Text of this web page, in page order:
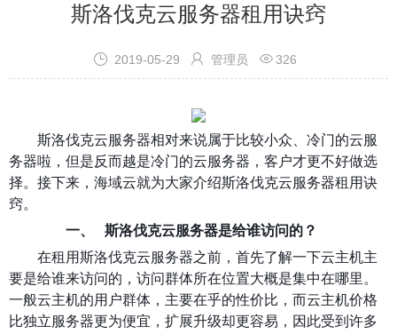
斯洛伐克云服务器租用诀窍
 2019-05-29  管理员  326
斯洛伐克云服务器相对来说属于比较小众、冷门的云服
务器啦，但是反而越是冷门的云服务器，客户才更不好做选
择。接下来，海域云就为大家介绍斯洛伐克云服务器租用诀
窍。
一、
斯洛伐克云服务器是给谁访问的？
在租用斯洛伐克云服务器之前，首先了解一下云主机主
要是给谁来访问的，访问群体所在位置大概是集中在哪里。
一般云主机的用户群体，主要在乎的性价比，而云主机价格
比独立服务器更为便宜，扩展升级却更容易，因此受到许多